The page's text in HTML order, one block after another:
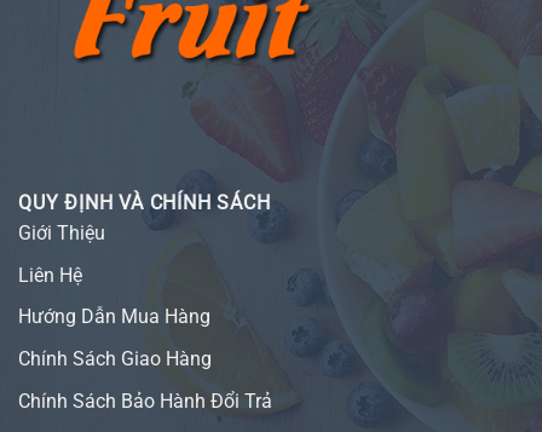
QUY ĐỊNH VÀ CHÍNH SÁCH
Giới Thiệu
Liên Hệ
Hướng Dẫn Mua Hàng
Chính Sách Giao Hàng
Chính Sách Bảo Hành Đổi Trả